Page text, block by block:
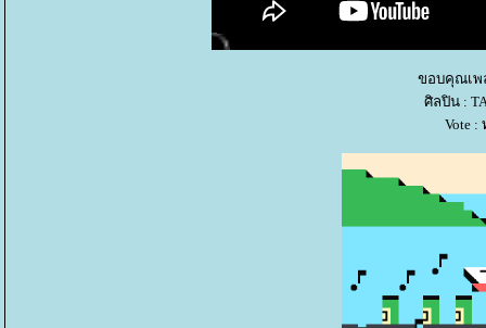
ขอบคุณเพล
ศิลปิน :
Vote